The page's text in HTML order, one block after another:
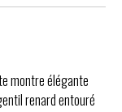
montre élégante
renard entouré